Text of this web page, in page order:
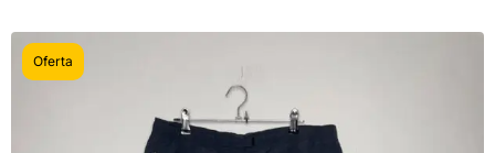
Oferta